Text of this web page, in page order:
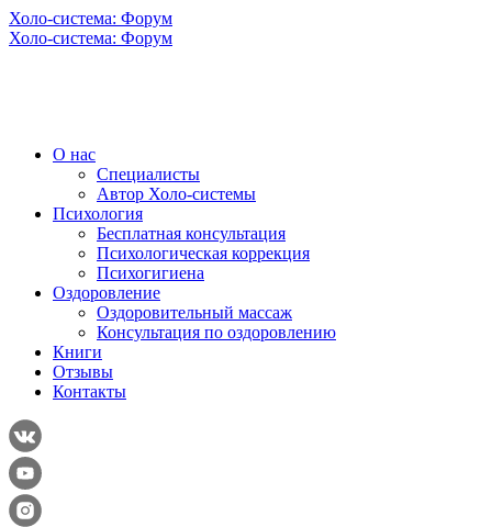
Холо-система: Форум
Холо-система: Форум
О нас
Специалисты
Автор Холо-системы
Психология
Бесплатная консультация
Психологическая коррекция
Психогигиена
Оздоровление
Оздоровительный массаж
Консультация по оздоровлению
Книги
Отзывы
Контакты